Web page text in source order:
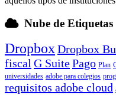
Nube de Etiquetas
DropboxDropbox
fiscal G SuitePago Plan
universidades adobe para colegios
requisitos adobe cloud